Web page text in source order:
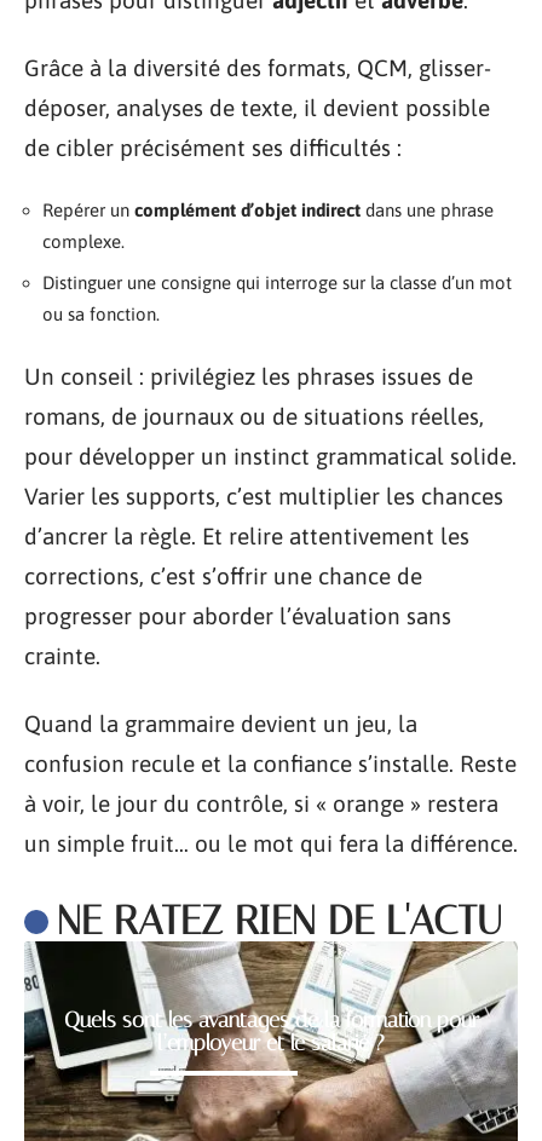
Grâce à la diversité des formats, QCM, glisser-
déposer, analyses de texte, il devient possible
de cibler précisément ses difficultés :
Repérer un complément d’objet indirect dans une phrase
complexe.
Distinguer une consigne qui interroge sur la classe d’un mot
ou sa fonction.
Un conseil : privilégiez les phrases issues de
romans, de journaux ou de situations réelles,
pour développer un instinct grammatical solide.
Varier les supports, c’est multiplier les chances
d’ancrer la règle. Et relire attentivement les
corrections, c’est s’offrir une chance de
progresser pour aborder l’évaluation sans
crainte.
Quand la grammaire devient un jeu, la
confusion recule et la confiance s’installe. Reste
à voir, le jour du contrôle, si « orange » restera
un simple fruit… ou le mot qui fera la différence.
NE RATEZ RIEN DE L'ACTU
Quels sont les avantages de la formation pour
l’employeur et le salarié ?